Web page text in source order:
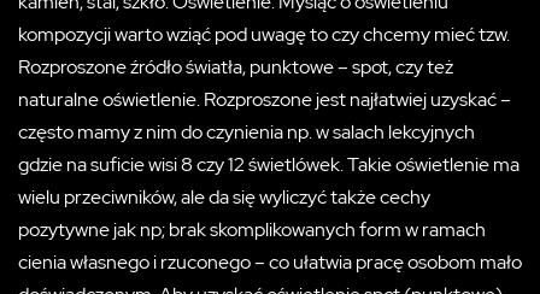
kompozycji warto wziąć pod uwagę to czy chcemy mieć tzw.
Rozproszone źródło światła, punktowe – spot, czy też
naturalne oświetlenie. Rozproszone jest najłatwiej uzyskać –
często mamy z nim do czynienia np. w salach lekcyjnych
gdzie na suficie wisi 8 czy 12 świetlówek. Takie oświetlenie ma
wielu przeciwników, ale da się wyliczyć także cechy
pozytywne jak np; brak skomplikowanych form w ramach
cienia własnego i rzuconego – co ułatwia pracę osobom mało